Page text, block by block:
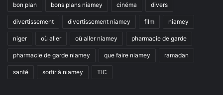
bon plan bons plans niamey cinéma divers
divertissement divertissement niamey film niamey
niger où aller où aller niamey pharmacie de garde
pharmacie de garde niamey que faire niamey ramadan
santé sortir à niamey TIC